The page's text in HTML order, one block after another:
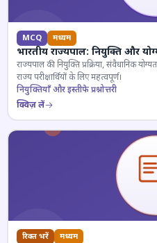
MCQ मध्यम
भारतीय राज्यपाल: नियुक्ति और
राज्यपाल की नियुक्ति प्रक्रिया, संवैधानिक
राज्य परीक्षार्थियों के लिए महत्वपूर्ण।
नियुक्तियाँ और इस्तीफे प्रश्नोत्तरी
क्विज़ लें
रिक्त भरें मध्यम